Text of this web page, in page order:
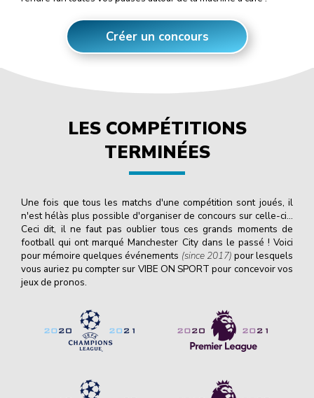
Créer un concours
LES COMPÉTITIONS
TERMINÉES
Une fois que tous les matchs d'une compétition sont joués, il
n'est hélàs plus possible d'organiser de concours sur celle-ci…
Ceci dit, il ne faut pas oublier tous ces grands moments de
football qui ont marqué Manchester City dans le passé ! Voici
pour mémoire quelques événements (since 2017) pour lesquels
vous auriez pu compter sur VIBE ON SPORT pour concevoir vos
jeux de pronos.